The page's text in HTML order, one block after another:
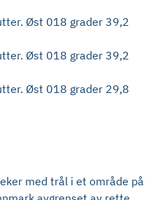
Øst 018 grader 39,2
Øst 018 grader 39,2
Øst 018 grader 29,8
med trål i et område på